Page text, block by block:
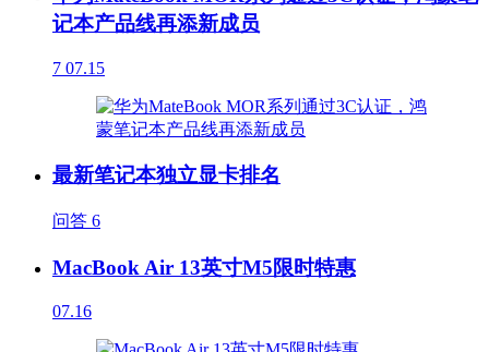
记本产品线再添新成员
7 07.15
最新笔记本独立显卡排名
问答 6
MacBook Air 13英寸M5限时特惠
07.16